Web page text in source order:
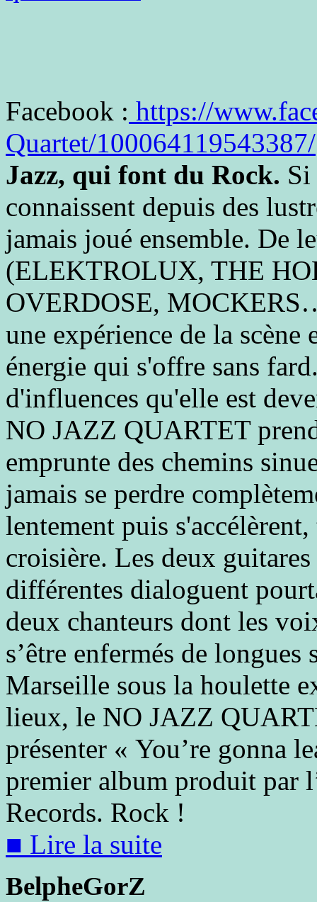
Facebook : https://
Quartet/100064119543387/
Jazz, qui font du Rock. Si
connaissent depuis des
jamais joué ensemble. De
(ELEKTROLUX, THE
OVERDOSE,
une expérience de la
énergie qui s'offre sans
d'influences qu'elle est
NO JAZZ QUARTET
emprunte des chemins
jamais se perdre
lentement puis
croisière. Les deux
différentes dialoguent
deux chanteurs dont les
s’être enfermés de
Marseille sous la houlette
lieux, le NO JAZZ
présenter « You’re gonna
premier album produit par
Records. Rock !
■ Lire la suite
BelpheGorZ